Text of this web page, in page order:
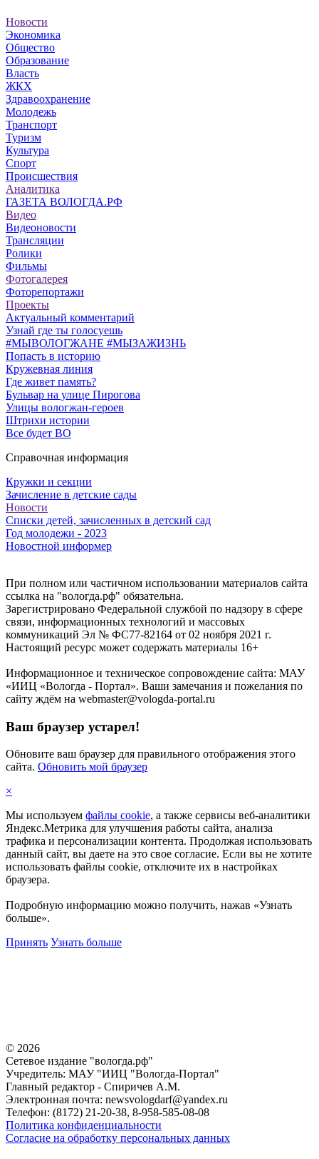
Новости
Экономика
Общество
Образование
Власть
ЖКХ
Здравоохранение
Молодежь
Транспорт
Туризм
Культура
Спорт
Происшествия
Аналитика
ГАЗЕТА ВОЛОГДА.РФ
Видео
Видеоновости
Трансляции
Ролики
Фильмы
Фотогалерея
Фоторепортажи
Проекты
Актуальный комментарий
Узнай где ты голосуешь
#МЫВОЛОГЖАНЕ #МЫЗАЖИЗНЬ
Попасть в историю
Кружевная линия
Где живет память?
Бульвар на улице Пирогова
Улицы вологжан-героев
Штрихи истории
Все будет ВО
Справочная информация
Кружки и секции
Зачисление в детские сады
Новости
Списки детей, зачисленных в детский сад
Год молодежи - 2023
© 2026
Сетевое издание "вологда.рф"
Учредитель: МАУ "ИИЦ "Вологда-Портал"
Главный редактор - Спиричев А.М.
Электронная почта: newsvologdarf@yandex.ru
Телефон: (8172) 21-20-38, 8-958-585-08-08
Политика конфиденциальности
Согласие на обработку персональных данных
Новостной информер
При полном или частичном использовании материалов сайта
ссылка на "вологда.рф" обязательна.
Зарегистрировано Федеральной службой по надзору в сфере
связи, информационных технологий и массовых
коммуникаций Эл № ФС77-82164 от 02 ноября 2021 г.
Настоящий ресурс может содержать материалы 16+
Информационное и техническое сопровождение сайта: МАУ
«ИИЦ «Вологда - Портал». Ваши замечания и пожелания по
сайту ждём на webmaster@vologda-portal.ru
Ваш браузер устарел!
Обновите ваш браузер для правильного отображения этого
сайта. Обновить мой браузер
×
Мы используем файлы cookie, а также сервисы веб-аналитики
Яндекс.Метрика для улучшения работы сайта, анализа
трафика и персонализации контента. Продолжая использовать
данный сайт, вы даете на это свое согласие. Если вы не хотите
использовать файлы cookie, отключите их в настройках
браузера.
Подробную информацию можно получить, нажав «Узнать
больше».
Принять Узнать больше